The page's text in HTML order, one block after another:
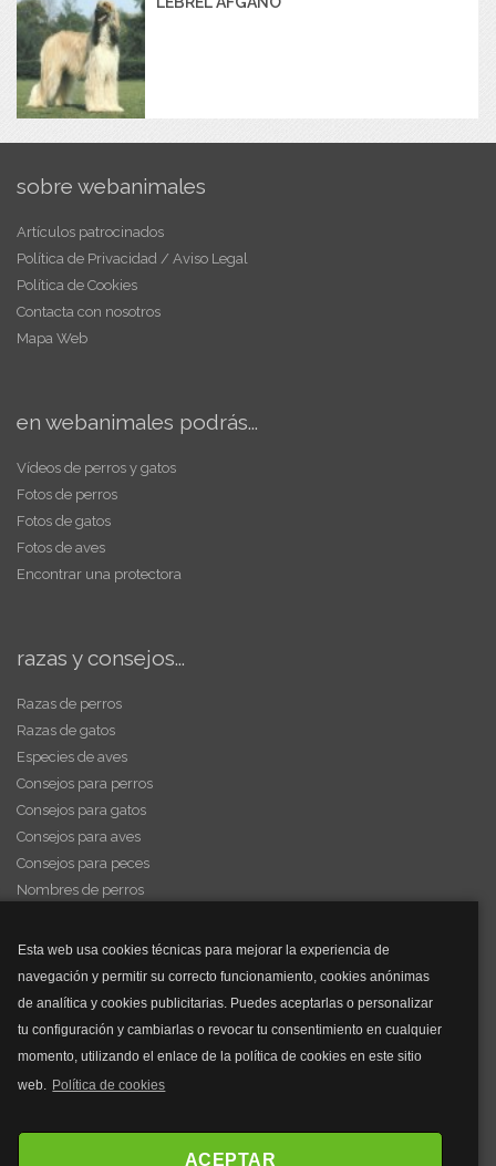
Esta web usa cookies técnicas para mejorar la experiencia de
navegación y permitir su correcto funcionamiento, cookies anónimas
de analítica y cookies publicitarias. Puedes aceptarlas o personalizar
tu configuración y cambiarlas o revocar tu consentimiento en cualquier
momento, utilizando el enlace de la política de cookies en este sitio
web. Política de cookies
ACEPTAR
sobre webanimales
Artículos patrocinados
Política de Privacidad / Aviso Legal
Política de Cookies
Contacta con nosotros
Mapa Web
en webanimales podrás...
Vídeos de perros y gatos
Fotos de perros
Fotos de gatos
Fotos de aves
Encontrar una protectora
razas y consejos...
Razas de perros
Razas de gatos
Especies de aves
Consejos para perros
Consejos para gatos
Consejos para aves
Consejos para peces
Nombres de perros
y mucho más...